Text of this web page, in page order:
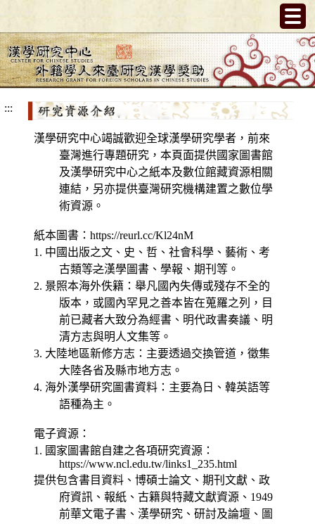
主
要
內
:::
漢學研究中心竭誠歡迎全球漢學研究學者，前來
臺灣進行專題研究，本頁面提供國家圖書館
及漢學研究中心之紙本及數位館藏資源相關
連結，另亦提供臺灣研究機構建置之數位學
術資源。
紙本圖書：https://reurl.cc/Kl24nM
1. 中國出版之文、史、哲、社會科學、藝術、考
古類等之漢學圖書、學報、期刊等。
2. 景照本海外佚籍：舉凡國內失傳或殘存不全的
版本，或國內罕見之善本皆在蒐羅之列，目
前已藏者大致分為經書、明代政書奏議、明
清方志與明人文集等。
3. 大陸地區新修方志：主要透過交換管道，徵集
大陸各省及縣市地方志。
4. 海外漢學研究圖書資料：主要為日、韓英語等
語種為主。
電子資源：
1. 國家圖書館自建之各項研究資源：
https://www.ncl.edu.tw/links1_235.html
提供包含書目資料、博碩士論文、期刊文獻、政
府資訊、報紙、古籍與特藏文獻資源、1949
前華文電子書、漢學研究、研討及論壇、圖